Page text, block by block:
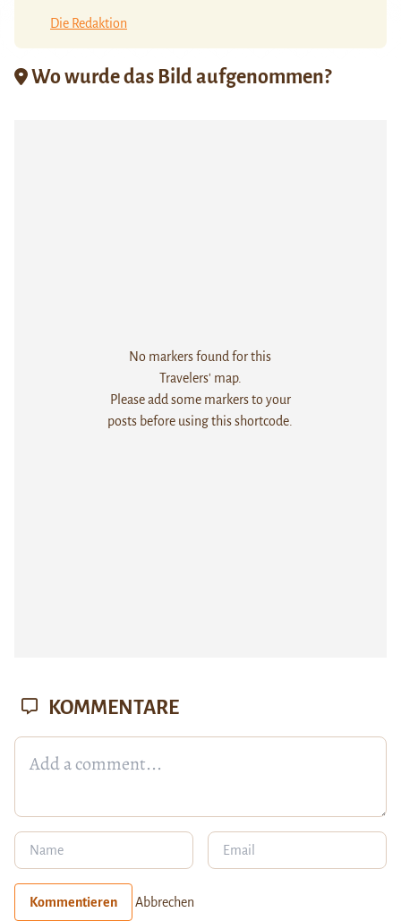
Die Redaktion
Wo wurde das Bild aufgenommen?
No markers found for this
Travelers' map.
Please add some markers to your
posts before using this shortcode.
KOMMENTARE
Kommentieren Abbrechen